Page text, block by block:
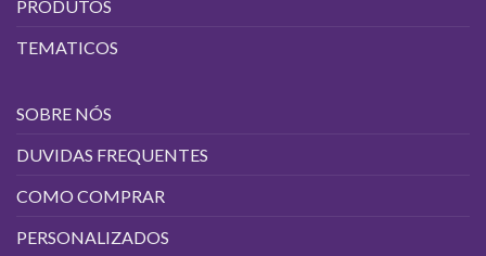
PRODUTOS
TEMATICOS
SOBRE NÓS
DUVIDAS FREQUENTES
COMO COMPRAR
PERSONALIZADOS